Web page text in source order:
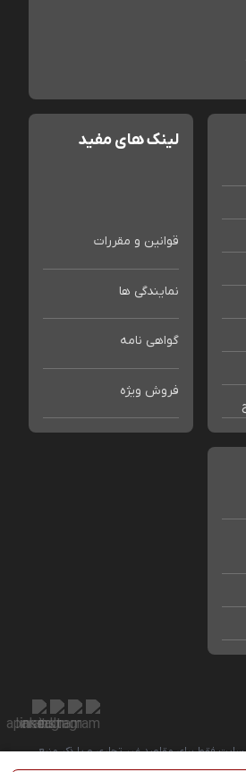
لینک های مفید
قوانین و مقررات
نمایندگی ها
گواهی نامه
فروش ویژه
فقط برای مقاصد غیر تجاری و با ذکر منبع
سایت متعلق به فروشگاه رویا طرح می باشد.